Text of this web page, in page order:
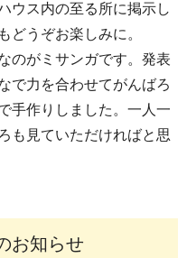
ウス内の至る所に掲示し
どうぞお楽しみに。
のがミサンガです。発表
で力を合わせてがんばろ
手作りしました。一人一
も見ていただければと思
お知らせ